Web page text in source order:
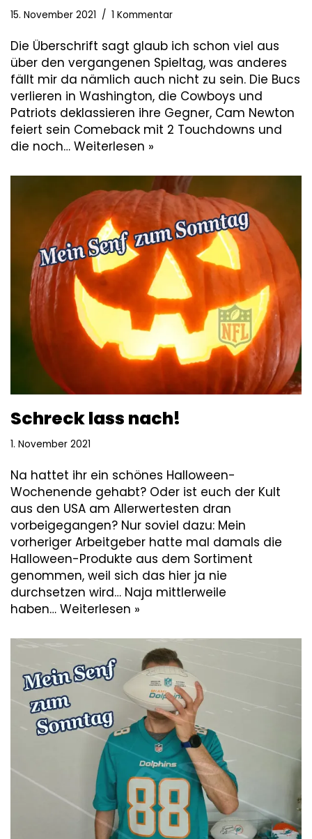
15. November 2021 1 Kommentar
Die Überschrift sagt glaub ich schon viel aus
über den vergangenen Spieltag, was anderes
fällt mir da nämlich auch nicht zu sein. Die Bucs
verlieren in Washington, die Cowboys und
Patriots deklassieren ihre Gegner, Cam Newton
feiert sein Comeback mit 2 Touchdowns und
die noch… Weiterlesen »
Schreck lass nach!
1. November 2021
Na hattet ihr ein schönes Halloween-
Wochenende gehabt? Oder ist euch der Kult
aus den USA am Allerwertesten dran
vorbeigegangen? Nur soviel dazu: Mein
vorheriger Arbeitgeber hatte mal damals die
Halloween-Produkte aus dem Sortiment
genommen, weil sich das hier ja nie
durchsetzen wird… Naja mittlerweile
haben… Weiterlesen »